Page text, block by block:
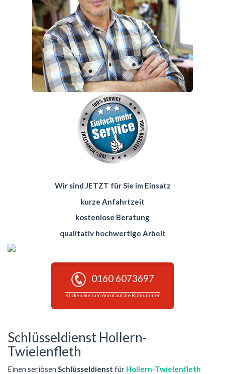
Wir sind JETZT für Sie im Einsatz
kurze Anfahrtzeit
kostenlose Beratung
qualitativ hochwertige Arbeit
0160 6073697
Klicken Sie zum Anruf auf die Rufnummer
Schlüsseldienst Hollern-
Twielenfleth
Einen seriösen Schlüsseldienst für Hollern-Twielenfleth